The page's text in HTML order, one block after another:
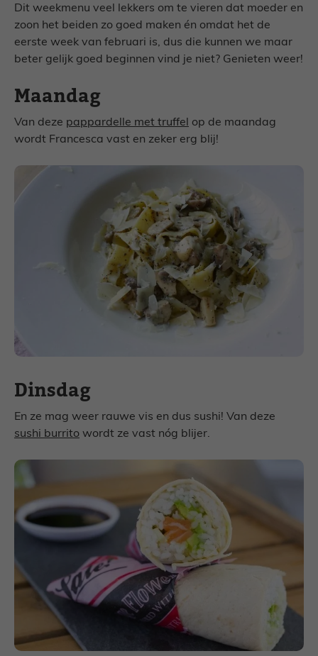
Dit weekmenu veel lekkers om te vieren dat moeder en
zoon het beiden zo goed maken én omdat het de
eerste week van februari is, dus die kunnen we maar
beter gelijk goed beginnen vind je niet? Genieten weer!
Maandag
Van deze pappardelle met truffel
op de maandag
wordt Francesca vast en zeker erg blij!
Dinsdag
En ze mag weer rauwe vis en dus sushi! Van deze
sushi burrito wordt ze vast nóg blijer.